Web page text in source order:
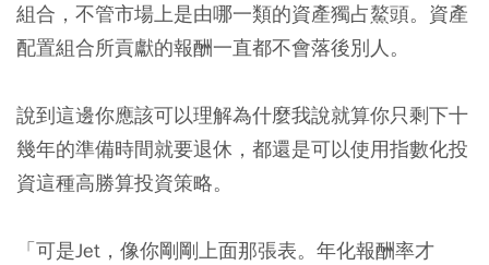
組合，不管市場上是由哪一類的資產獨占鰲頭。資產
配置組合所貢獻的報酬一直都不會落後別人。
說到這邊你應該可以理解為什麼我說就算你只剩下十
幾年的準備時間就要退休，都還是可以使用指數化投
資這種高勝算投資策略。
「可是Jet，像你剛剛上面那張表。年化報酬率才